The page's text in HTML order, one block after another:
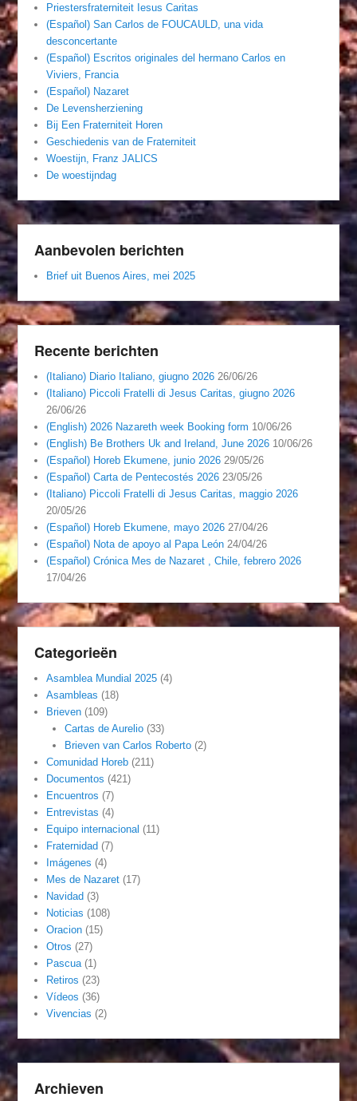
Priestersfraterniteit Iesus Caritas
(Español) San Carlos de FOUCAULD, una vida
desconcertante
(Español) Escritos originales del hermano Carlos en
Viviers, Francia
(Español) Nazaret
De Levensherziening
Bij Een Fraterniteit Horen
Geschiedenis van de Fraterniteit
Woestijn, Franz JALICS
De woestijndag
Aanbevolen berichten
Brief uit Buenos Aires, mei 2025
Recente berichten
(Italiano) Diario Italiano, giugno 2026 26/06/26
(Italiano) Piccoli Fratelli di Jesus Caritas, giugno 2026
26/06/26
(English) 2026 Nazareth week Booking form 10/06/26
(English) Be Brothers Uk and Ireland, June 2026 10/06/26
(Español) Horeb Ekumene, junio 2026 29/05/26
(Español) Carta de Pentecostés 2026 23/05/26
(Italiano) Piccoli Fratelli di Jesus Caritas, maggio 2026
20/05/26
(Español) Horeb Ekumene, mayo 2026 27/04/26
(Español) Nota de apoyo al Papa León 24/04/26
(Español) Crónica Mes de Nazaret , Chile, febrero 2026
17/04/26
Categorieën
Asamblea Mundial 2025 (4)
Asambleas (18)
Brieven (109)
Cartas de Aurelio(33)
Brieven van Carlos Roberto(2)
Comunidad Horeb (211)
Documentos (421)
Encuentros (7)
Entrevistas (4)
Equipo internacional (11)
Fraternidad (7)
Imágenes (4)
Mes de Nazaret (17)
Navidad (3)
Noticias (108)
Oracion (15)
Otros (27)
Pascua (1)
Retiros (23)
Vídeos (36)
Vivencias (2)
Archieven